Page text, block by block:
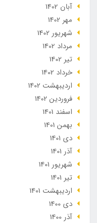
آبان 1402
مهر 1402
شهریور 1402
مرداد 1402
تير 1402
خرداد 1402
ارديبهشت 1402
فروردین 1402
اسفند 1401
بهمن 1401
دی 1401
آذر 1401
شهریور 1401
تير 1401
ارديبهشت 1401
دی 1400
آذر 1400